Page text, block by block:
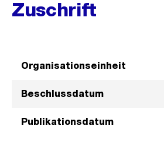
Zuschrift
Organisationseinheit
Beschlussdatum
Publikationsdatum